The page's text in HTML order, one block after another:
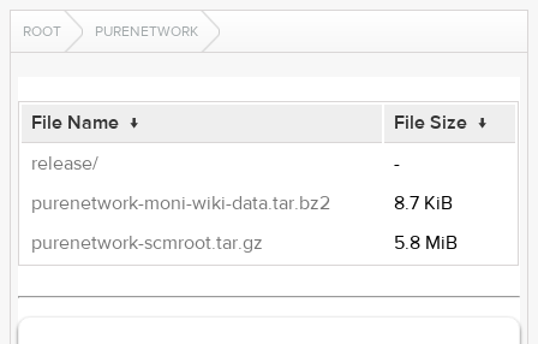
ROOT PURENETWORK
File Name ↓ File Size ↓
release/
-
purenetwork-moni-wiki-data.tar.bz2
8.7 KiB
purenetwork-scmroot.tar.gz
5.8 MiB